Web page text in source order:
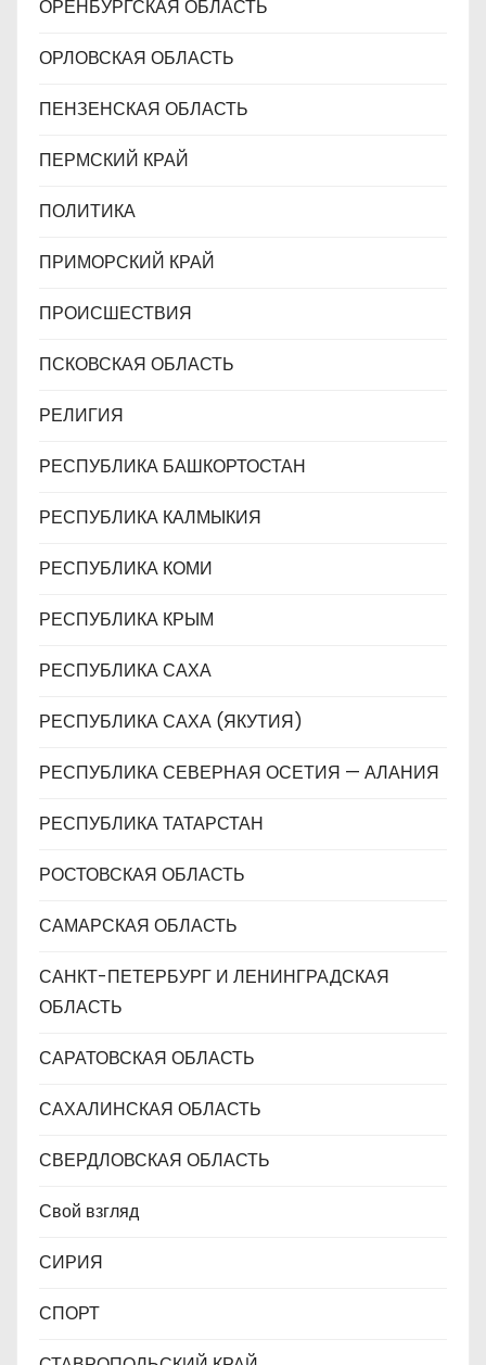
ОРЕНБУРГСКАЯ ОБЛАСТЬ
ОРЛОВСКАЯ ОБЛАСТЬ
ПЕНЗЕНСКАЯ ОБЛАСТЬ
ПЕРМСКИЙ КРАЙ
ПОЛИТИКА
ПРИМОРСКИЙ КРАЙ
ПРОИСШЕСТВИЯ
ПСКОВСКАЯ ОБЛАСТЬ
РЕЛИГИЯ
РЕСПУБЛИКА БАШКОРТОСТАН
РЕСПУБЛИКА КАЛМЫКИЯ
РЕСПУБЛИКА КОМИ
РЕСПУБЛИКА КРЫМ
РЕСПУБЛИКА САХА
РЕСПУБЛИКА САХА (ЯКУТИЯ)
РЕСПУБЛИКА СЕВЕРНАЯ ОСЕТИЯ — АЛАНИЯ
РЕСПУБЛИКА ТАТАРСТАН
РОСТОВСКАЯ ОБЛАСТЬ
САМАРСКАЯ ОБЛАСТЬ
САНКТ-ПЕТЕРБУРГ И ЛЕНИНГРАДСКАЯ
ОБЛАСТЬ
САРАТОВСКАЯ ОБЛАСТЬ
САХАЛИНСКАЯ ОБЛАСТЬ
СВЕРДЛОВСКАЯ ОБЛАСТЬ
Свой взгляд
СИРИЯ
СПОРТ